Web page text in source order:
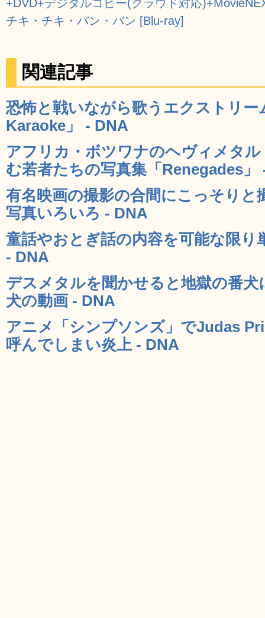
チキ・チキ・バン・バン [Blu-ray]
関連記事
恐怖と戦いながら歌うエクストリ
Karaoke」 - DNA
アフリカ・ボツワナのヘヴィメタ
む若者たちの写真集「Renegades」
有名映画の撮影の合間にこっそりと
写真いろいろ - DNA
童話やおとぎ話の内容を可能な限り
- DNA
デスメタルを聞かせると地獄の番
犬の動画 - DNA
アニメ「シンプソンズ」でJudas
呼んでしまい炎上 - DNA